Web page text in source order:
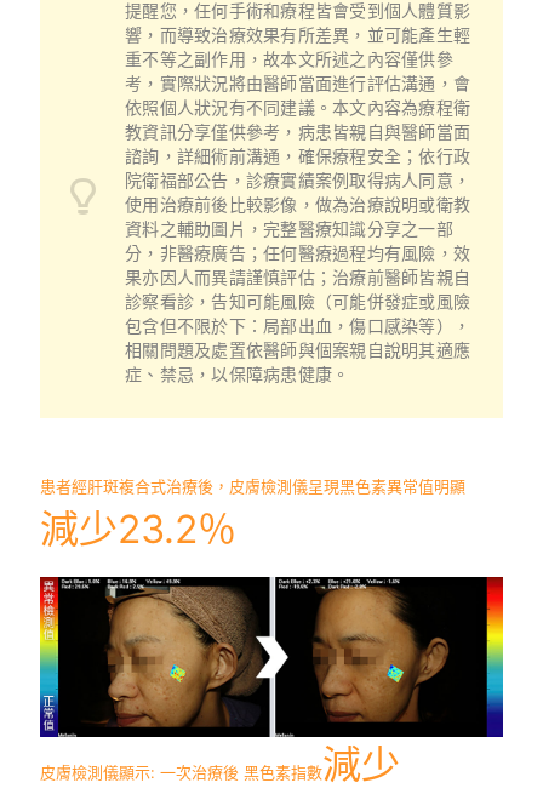
提醒您，任何手術和療程皆會受到個人體質影
響，而導致治療效果有所差異，並可能產生輕
重不等之副作用，故本文所述之內容僅供參
考，實際狀況將由醫師當面進行評估溝通，會
依照個人狀況有不同建議。本文內容為療程衛
教資訊分享僅供參考，病患皆親自與醫師當面
諮詢，詳細術前溝通，確保療程安全；依行政
院衛福部公告，診療實績案例取得病人同意，
使用治療前後比較影像，做為治療說明或衛教
資料之輔助圖片，完整醫療知識分享之一部
分，非醫療廣告；任何醫療過程均有風險，效
果亦因人而異請謹慎評估；治療前醫師皆親自
診察看診，告知可能風險（可能併發症或風險
包含但不限於下：局部出血，傷口感染等），
相關問題及處置依醫師與個案親自說明其適應
症、禁忌，以保障病患健康。
患者經肝斑複合式治療後，皮膚檢測儀呈現黑色素異常值明顯
減少23.2％
皮膚檢測儀顯示: 一次治療後 黑色素指數減少